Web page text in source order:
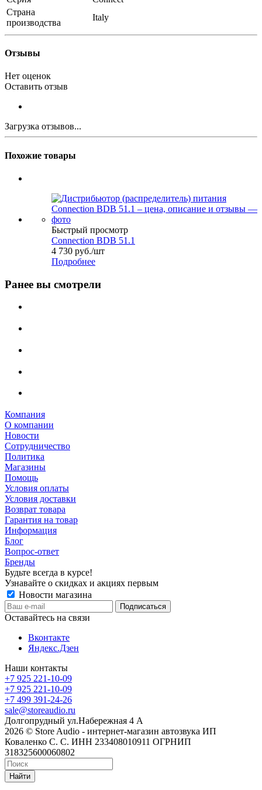
Страна
производства
Italy
Отзывы
Нет оценок
Оставить отзыв
Загрузка отзывов...
Похожие товары
Быстрый просмотр
Connection BDB 51.1
4 730 руб./шт
Подробнее
Ранее вы смотрели
Компания
О компании
Новости
Сотрудничество
Политика
Магазины
Помощь
Условия оплаты
Условия доставки
Возврат товара
Гарантия на товар
Информация
Блог
Вопрос-ответ
Бренды
Будьте всегда в курсе!
Узнавайте о скидках и акциях первым
Новости магазина
Оставайтесь на связи
Вконтакте
Яндекс.Дзен
Наши контакты
+7 925 221-10-09
+7 925 221-10-09
+7 499 391-24-26
sale@storeaudio.ru
Долгопрудный ул.Набережная 4 А
2026 © Store Audio - интернет-магазин автозвука ИП
Коваленко С. С. ИНН 233408010911 ОГРНИП
318325600060802
Найти